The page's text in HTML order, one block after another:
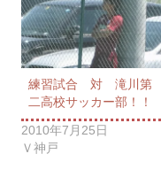
練習試合 対 滝川第
二高校サッカー部！！
2010年7月25日
Ｖ神戸